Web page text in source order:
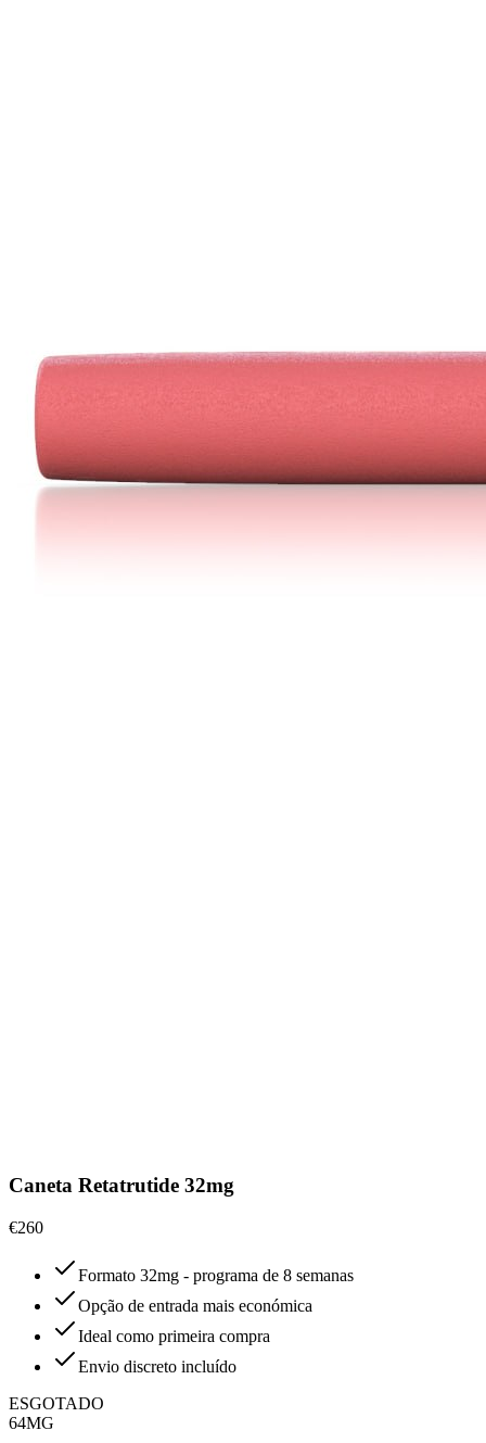
Caneta Retatrutide 32mg
€260
Formato 32mg - programa de 8 semanas
Opção de entrada mais económica
Ideal como primeira compra
Envio discreto incluído
ESGOTADO
64MG